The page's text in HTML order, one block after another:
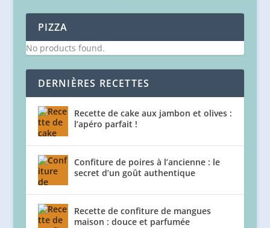
PIZZA
No products found.
DERNIÈRES RECETTES
Recette de cake aux jambon et olives :
l’apéro parfait !
Confiture de poires à l’ancienne : le
secret d’un goût authentique
Recette de confiture de mangues
maison : douce et parfumée